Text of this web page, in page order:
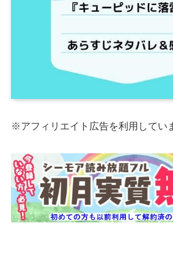
※アフィリエイト広告を利用してい